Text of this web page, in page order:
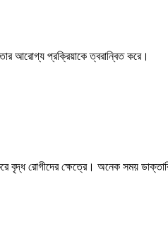
আরোগ্য প্রক্রিয়াকে ত্বরান্বিত করে।
রোগীদের ক্ষেত্রে। অনেক সময় ডাক্তারি